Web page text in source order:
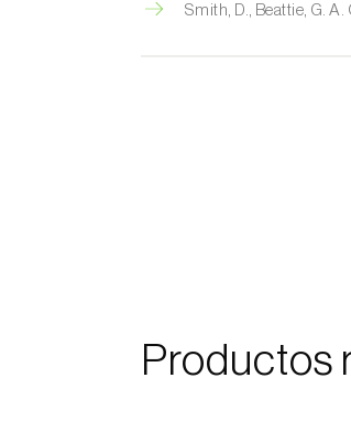
Smith, D., Beattie, G. A.
Productos